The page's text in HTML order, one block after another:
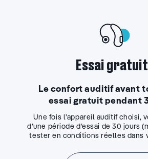
Essai
Le confort auditif avant
essai gratuit pendant
Une fois l’appareil auditif choisi,
d’une période d’essai de 30 jours
tester en conditions réelles dans